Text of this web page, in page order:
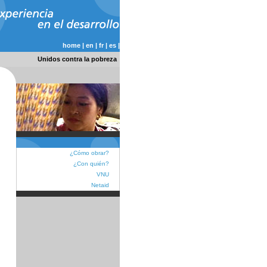
home | en | fr | es |
Unidos contra la pobreza
¿Cómo obrar?
¿Con quién?
VNU
Netaid